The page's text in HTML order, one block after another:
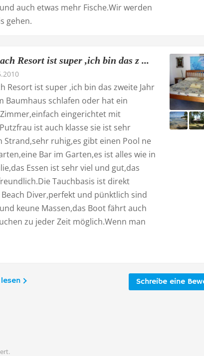
auch etwas mehr Fische.Wir werden
gehen.
Resort ist super ,ich bin das z ...
Resort ist super ,ich bin das zweite Jahr
Baumhaus schlafen oder hat ein
eingerichtet mit
ist auch klasse sie ist sehr
Strand,sehr ruhig,es gibt einen Pool ne
Bar im Garten,es ist alles wie in
Essen ist sehr viel und gut,das
Tauchbasis ist direkt
Diver,perfekt und pünktlich sind
keune Massen,das Boot fährt auch
zu jeder Zeit möglich.Wenn man
Schreibe eine